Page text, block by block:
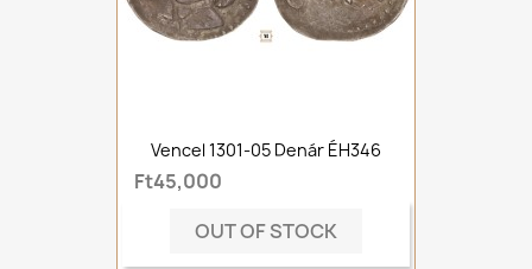
Vencel 1301-05 Denár ÉH346
Ft45,000
OUT OF STOCK